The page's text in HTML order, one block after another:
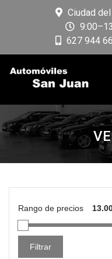
Ciudad
627 944
Rango de precios
Filtrar